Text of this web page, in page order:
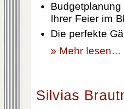
Ihrer Feier im
Die perfekte
» Mehr lesen…
Silvias